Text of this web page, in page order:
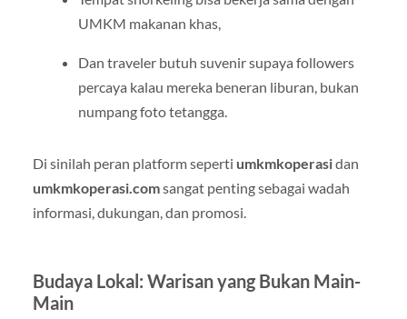
UMKM makanan khas,
Dan traveler butuh suvenir supaya followers
percaya kalau mereka beneran liburan, bukan
numpang foto tetangga.
Di sinilah peran platform seperti umkmkoperasidan
umkmkoperasi.comsangat penting sebagai wadah
informasi, dukungan, dan promosi.
Budaya Lokal: Warisan yang Bukan Main-
Main